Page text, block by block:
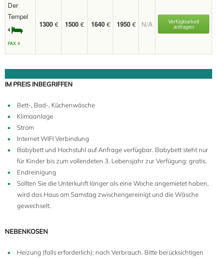
Der
Tempel
4
PAX 4
1300 € 1500 € 1640 € 1950 € N/A Verfügbarkeit
anfragen
IM PREIS INBEGRIFFEN
Bett-, Bad-, Küchenwäsche
Klimaanlage
Strom
Internet WIFI Verbindung
Babybett und Hochstuhl auf Anfrage verfügbar. Babybett steht nur
für Kinder bis zum vollendeten 3. Lebensjahr zur Verfügung: gratis.
Endreinigung
Sollten Sie die Unterkunft länger als eine Woche angemietet haben,
wird das Haus am Samstag zwischengereinigt und die Wäsche
gewechselt.
NEBENKOSEN
Heizung (falls erforderlich): nach Verbrauch. Bitte berücksichtigen